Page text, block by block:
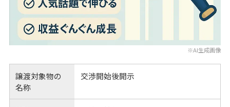
※AI生成画像
譲渡対象物の
名称
交渉開始後開示